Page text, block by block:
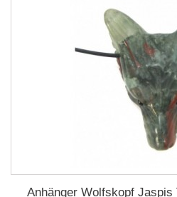
Anhänger Wolfskopf